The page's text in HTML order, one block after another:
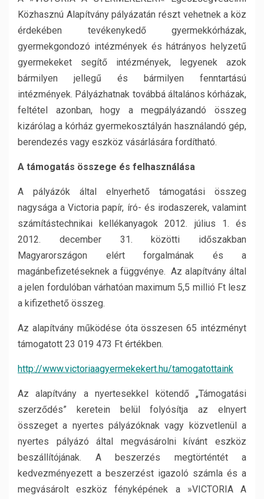
Közhasznú Alapítvány pályázatán részt vehetnek a köz
érdekében tevékenykedő gyermekkórházak,
gyermekgondozó intézmények és hátrányos helyzetű
gyermekeket segítő intézmények, legyenek azok
bármilyen jellegű és bármilyen fenntartású
intézmények. Pályázhatnak továbbá általános kórházak,
feltétel azonban, hogy a megpályázandó összeg
kizárólag a kórház gyermekosztályán használandó gép,
berendezés vagy eszköz vásárlására fordítható.
A támogatás összege és felhasználása
A pályázók által elnyerhető támogatási összeg
nagysága a Victoria papír, író- és irodaszerek, valamint
számítástechnikai kellékanyagok 2012. július 1. és
2012. december 31. közötti időszakban
Magyarországon elért forgalmának és a
magánbefizetéseknek a függvénye. Az alapítvány által
a jelen fordulóban várhatóan maximum 5,5 millió Ft lesz
a kifizethető összeg.
Az alapítvány működése óta összesen 65 intézményt
támogatott 23 019 473 Ft értékben.
http://www.victoriaagyermekekert.hu/tamogatottaink
Az alapítvány a nyertesekkel kötendő „Támogatási
szerződés” keretein belül folyósítja az elnyert
összeget a nyertes pályázóknak vagy közvetlenül a
nyertes pályázó által megvásárolni kívánt eszköz
beszállítójának. A beszerzés megtörténtét a
kedvezményezett a beszerzést igazoló számla és a
megvásárolt eszköz fényképének a »VICTORIA A